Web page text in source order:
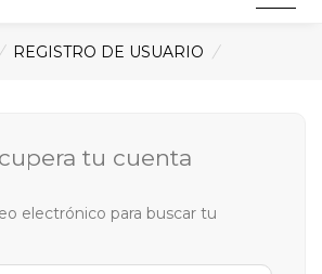
REGISTRO DE USUARIO /
tu cuenta
electrónico para buscar tu